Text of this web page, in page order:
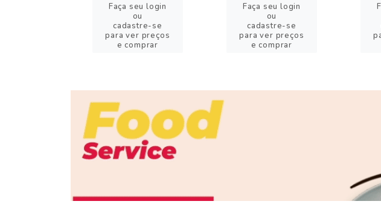
Faça seu login
ou
cadastre-se
para ver preços
e comprar
Faça seu login
ou
cadastre-se
para ver preços
e comprar